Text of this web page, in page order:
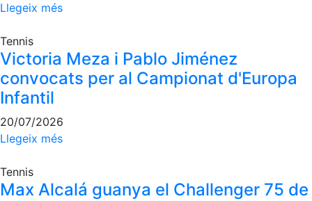
Llegeix més
Tennis
Victoria Meza i Pablo Jiménez
convocats per al Campionat d'Europa
Infantil
20/07/2026
Llegeix més
Tennis
Max Alcalá guanya el Challenger 75 de